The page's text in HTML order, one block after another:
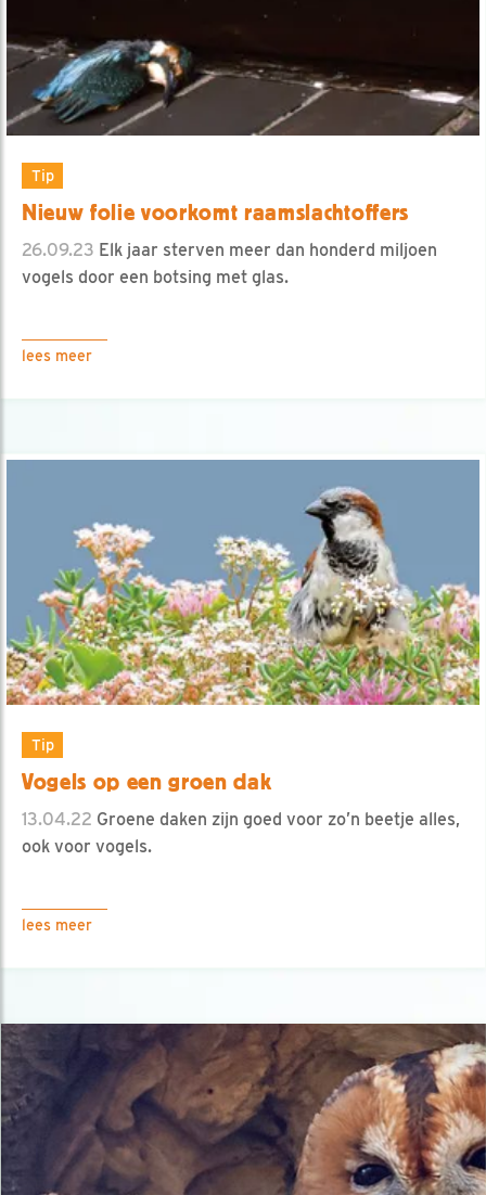
Tip
Nieuw folie voorkomt raamslachtoffers
26.09.23 Elk jaar sterven meer dan honderd miljoen
vogels door een botsing met glas.
lees meer
Tip
Vogels op een groen dak
13.04.22 Groene daken zijn goed voor zo’n beetje alles,
ook voor vogels.
lees meer